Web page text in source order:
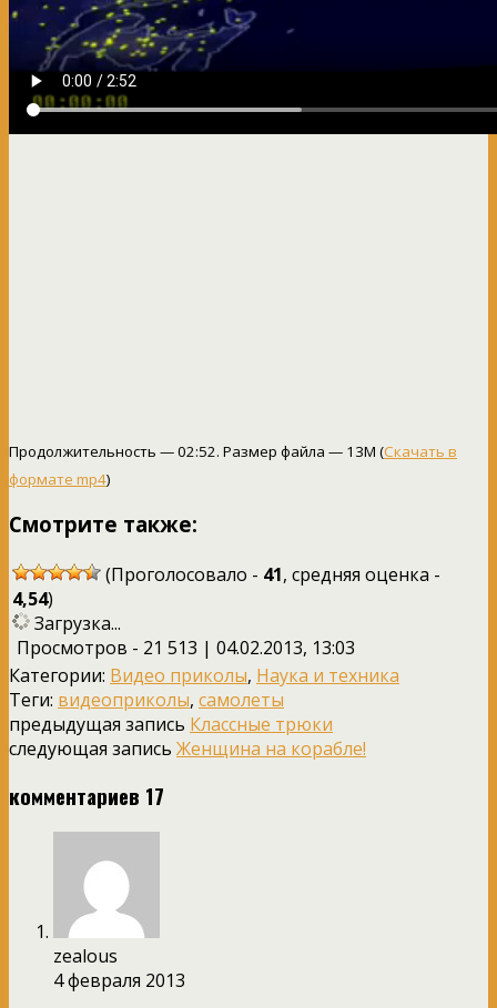
Продолжительность — 02:52. Размер файла — 13M (Скачать в
формате mp4)
Смотрите также:
(Проголосовало - 41, средняя оценка -
4,54)
Загрузка...
Просмотров - 21 513 | 04.02.2013, 13:03
Категории: Видео приколы, Наука и техника
Теги: видеоприколы, самолеты
предыдущая запись Классные трюки
следующая запись Женщина на корабле!
комментариев 17
zealous
4 февраля 2013